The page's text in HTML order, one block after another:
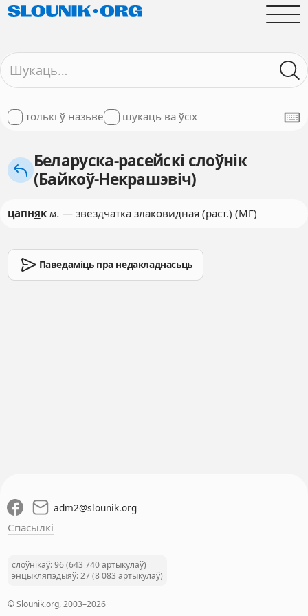
толькі ў назьве шукаць ва ўсіх
Беларуска-расейскі слоўнік
(Байкоў-Некрашэвіч)
цапняк м. — звездчатка злаковидная (раст.) (МГ)
Паведаміць пра недакладнасьць
adm2@slounik.org
Спасылкі
слоўнікаў: 96 (643 740 артыкулаў)
энцыкляпэдыяў: 27 (8 083 артыкулаў)
© Slounik.org, 2003–2026